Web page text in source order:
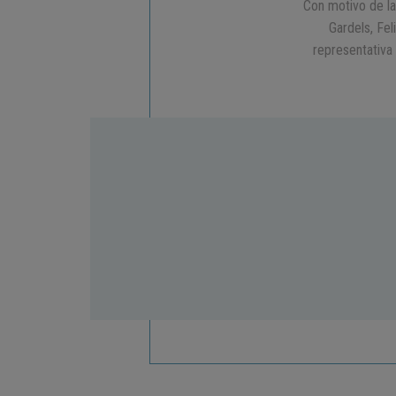
Con motivo de
Gardels,